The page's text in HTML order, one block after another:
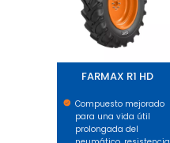
FARMAX R1 HD
Compuesto mejorado
para una vida útil
prolongada del